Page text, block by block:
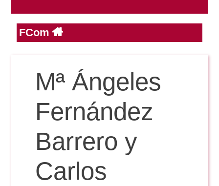
Reservas
Publicidad y RR.PP
Exámenes Grado
PeriodismoSecretaría Virtual
FCom
Mª Ángeles
Fernández
Barrero y
Carlos